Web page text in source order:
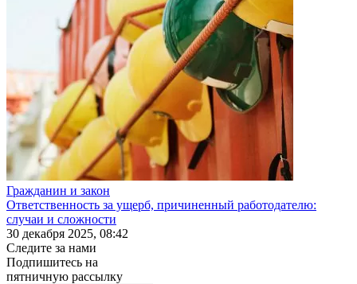
Гражданин и закон
Ответственность за ущерб, причиненный работодателю:
случаи и сложности
30 декабря 2025, 08:42
Следите за нами
Подпишитесь на
пятничную рассылку